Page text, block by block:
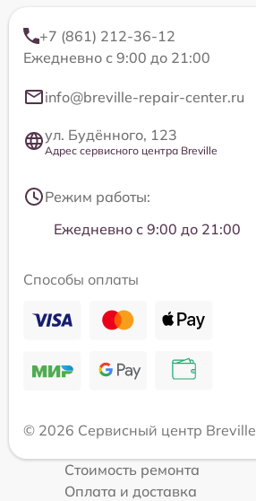
+7 (861) 212-36-12
Ежедневно с 9:00 до 21:00
info@breville-repair-center.ru
ул. Будённого, 123
Адрес сервисного центра Breville
Режим работы:
Ежедневно с 9:00 до 21:00
Способы оплаты
© 2026 Сервисный центр Breville
Стоимость ремонта
Оплата и доставка